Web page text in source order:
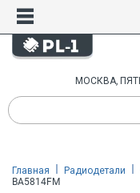
МОСКВА,
Главная Радиодетали
BA5814FM